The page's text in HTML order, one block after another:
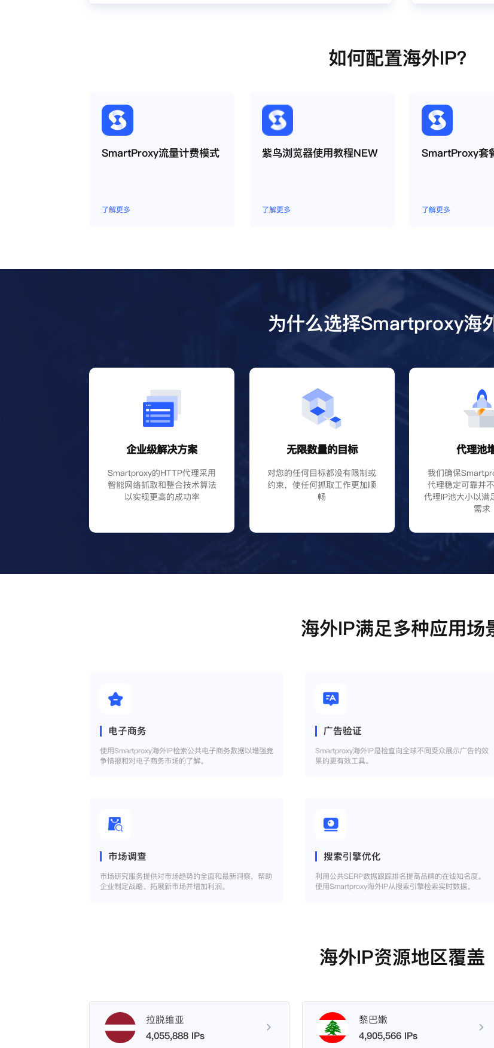
如何配置海外IP？
SmartProxy流量计费模式
了解更多
紫鸟浏览器使用教程NEW
了解更多 了解更多
为什么选择Smartproxy海
企业级解决方案
Smartproxy的HTTP代理采用
智能网络抓取和整合技术算法
以实现更高的成功率
无限数量的目标
对您的任何目标都没有限制或
约束，使任何抓取工作更加顺
畅
代理池
我们确保
代理稳定可靠并
代理IP池大小以满
需求
海外IP满足多种应用场
电子商务
使用Smartproxy海外IP检索公共电子商务数据以增强竞
争情报和对电子商务市场的了解。
广告验证
Smartproxy海外IP是检查向全球不同受众展示广告的效
果的更有效工具。
市场调查
市场研究服务提供对市场趋势的全面和最新洞察，帮助
企业制定战略、拓展新市场并增加利润。
搜索引擎优化
利用公共SERP数据跟踪排名提高品牌的在线知名度。
使用Smartproxy海外IP从搜索引擎检索实时数据。
海外IP资源地区覆盖
拉脱维亚
4,055,888 IPs
黎巴嫩
4,905,566 IPs